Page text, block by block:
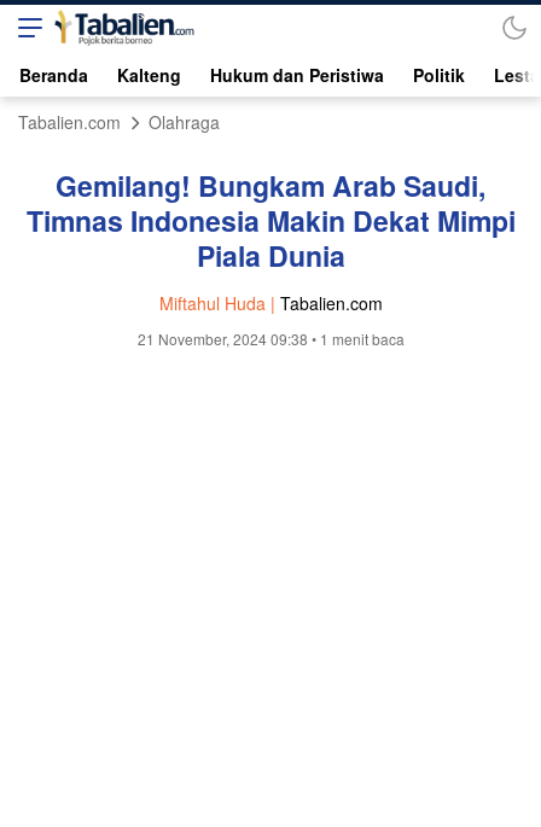
Beranda Kalteng Hukum dan Peristiwa Politik
Tabalien.com
Olahraga
Gemilang! Bungkam Arab Saudi,
Timnas Indonesia Makin Dekat Mimpi
Piala Dunia
Miftahul Huda | Tabalien.com
21 November, 2024 09:38 • 1 menit baca